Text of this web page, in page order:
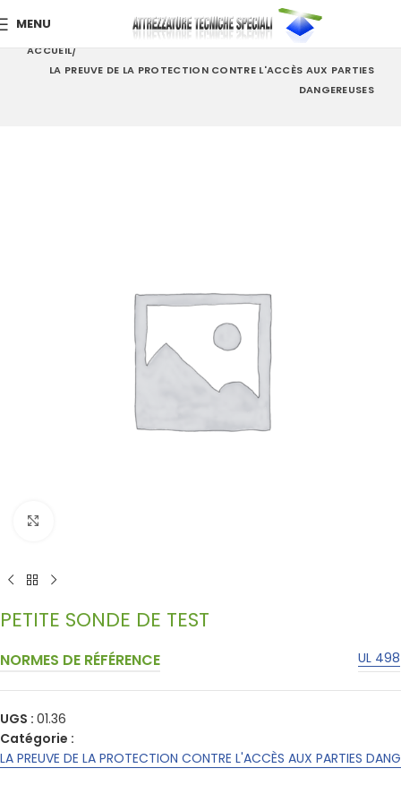
MENU
ACCUEIL
LA PREUVE DE LA PROTECTION CONTRE L'ACCÈS AUX PARTIES
DANGEREUSES
PETITE SONDE DE TEST
NORMES DE RÉFÉRENCE UL 498
UGS : 01.36
Catégorie :
LA PREUVE DE LA PROTECTION CONTRE L'ACCÈS AUX PARTIES